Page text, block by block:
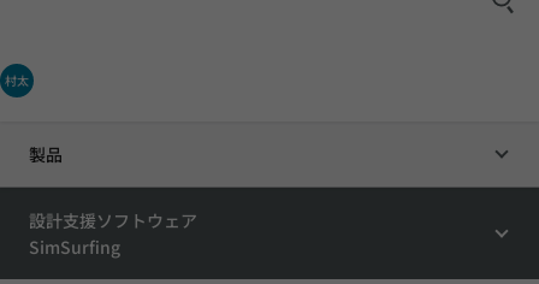
村太
製品
設計支援ソフトウェア
SimSurfing